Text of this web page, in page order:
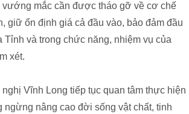
mắc cần được tháo gỡ về cơ chế
giữ ổn định giá cả đầu vào, bảo đảm đầu
và trong chức năng, nhiệm vụ của
xét.
Vĩnh Long tiếp tục quan tâm thực hiện
ngừng nâng cao đời sống vật chất, tinh